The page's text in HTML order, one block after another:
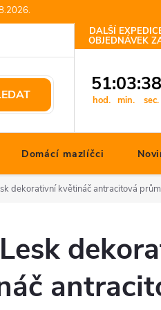
Kontakty
DALŠÍ
OBJEDNÁVEK
51
hod.
:03
min.
:37
sec.
Domácí mazlíčci
dekorativní květináč antracitová